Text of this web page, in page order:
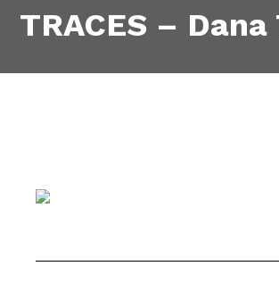
TRACES – Dana